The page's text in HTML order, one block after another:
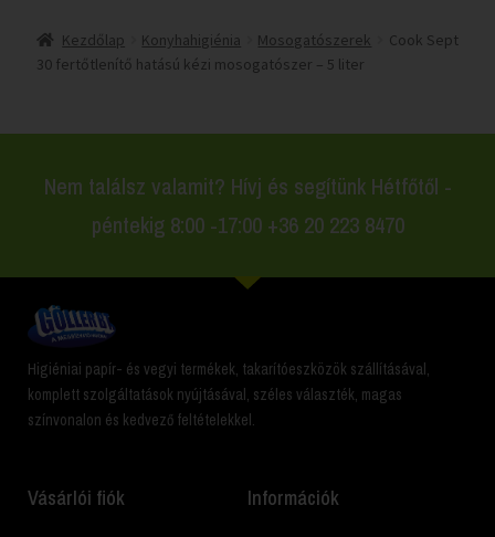
Kezdőlap Konyhahigiénia Mosogatószerek
Cook Sept
30 fertőtlenítő hatású kézi mosogatószer – 5 liter
Nem találsz valamit? Hívj és segítünk Hétfőtől -
péntekig 8:00 -17:00 +36 20 223 8470
Higiéniai papír- és vegyi termékek, takarítóeszközök szállításával,
komplett szolgáltatások nyújtásával, széles választék, magas
színvonalon és kedvező feltételekkel.
Vásárlói fiók Információk